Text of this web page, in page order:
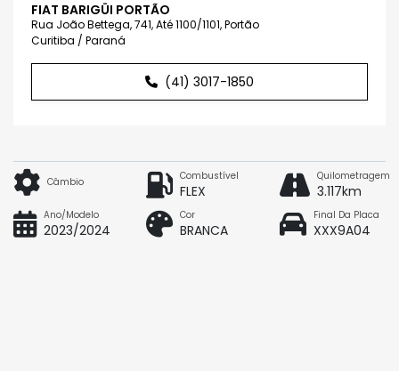
FIAT BARIGÜI PORTÃO
Rua João Bettega, 741, Até 1100/1101, Portão
Curitiba / Paraná
(41) 3017-1850
Câmbio Combustível
FLEX
Quilometragem
3.117km
Ano/Modelo
2023/2024
Cor
BRANCA
Final Da Placa
XXX9A04